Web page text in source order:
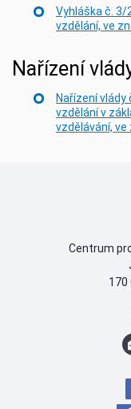
Vyhláška č. 3/
vzdělání, ve
Nařízení
Nařízení
vzdělání v
vzdělávání, ve
Centrum
170